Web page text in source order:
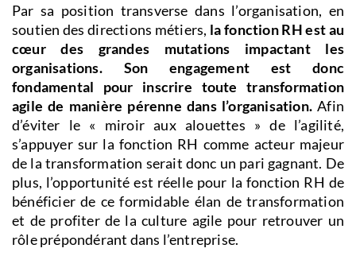
Par sa position transverse dans l’organisation, en
soutien des directions métiers, la fonction RH est au
cœur des grandes mutations impactant les
organisations. Son engagement est donc
fondamental pour inscrire toute transformation
agile de manière pérenne dans l’organisation. Afin
d’éviter le « miroir aux alouettes » de l’agilité,
s’appuyer sur la fonction RH comme acteur majeur
de la transformation serait donc un pari gagnant. De
plus, l’opportunité est réelle pour la fonction RH de
bénéficier de ce formidable élan de transformation
et de profiter de la culture agile pour retrouver un
rôle prépondérant dans l’entreprise.